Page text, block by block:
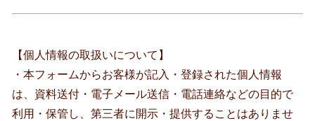
【個人情報の取扱いについて】
・本フォームからお客様が記入・登録された個人情報
は、資料送付・電子メール送信・電話連絡などの目的で
利用・保管し、第三者に開示・提供することはありませ